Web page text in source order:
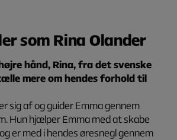
som Rina Olander
hånd, Rina, fra det svenske
mere om hendes forhold til
sig af og guider Emma gennem
Hun hjælper Emma med at skabe
er med i hendes øresnegl gennem